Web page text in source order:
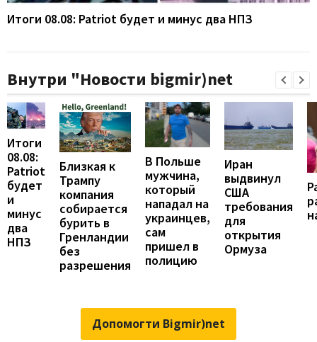
Итоги 08.08: Patriot будет и минус два НПЗ
Внутри "Новости bigmir)net
Итоги
08.08:
Patriot
будет
и
минус
два
НПЗ
Близкая к
Трампу
компания
собирается
бурить в
Гренландии
без
разрешения
В Польше
мужчина,
который
нападал на
украинцев,
сам
пришел в
полицию
Иран
выдвинул
США
требования
для
открытия
Ормуза
Допомогти Bigmir)net